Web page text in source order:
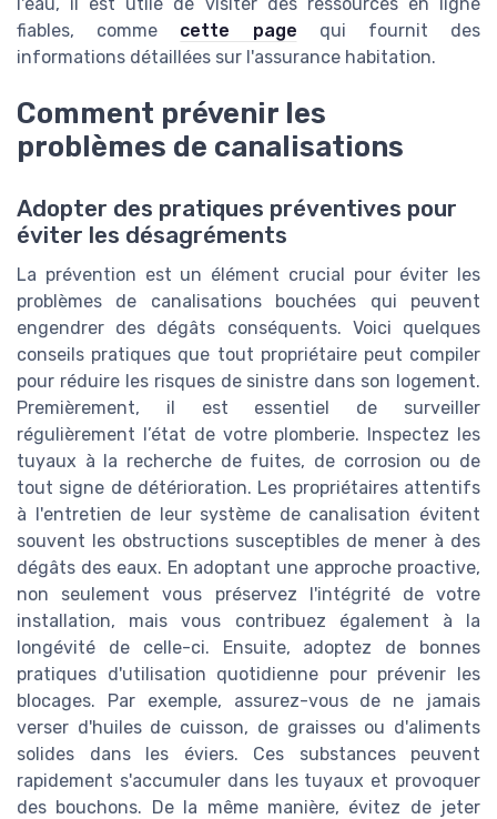
l'eau, il est utile de visiter des ressources en ligne
fiables, comme cette page qui fournit des
informations détaillées sur l'assurance habitation.
Comment prévenir les
problèmes de canalisations
Adopter des pratiques préventives pour
éviter les désagréments
La prévention est un élément crucial pour éviter les
problèmes de canalisations bouchées qui peuvent
engendrer des dégâts conséquents. Voici quelques
conseils pratiques que tout propriétaire peut compiler
pour réduire les risques de sinistre dans son logement.
Premièrement, il est essentiel de surveiller
régulièrement l’état de votre plomberie. Inspectez les
tuyaux à la recherche de fuites, de corrosion ou de
tout signe de détérioration. Les propriétaires attentifs
à l'entretien de leur système de canalisation évitent
souvent les obstructions susceptibles de mener à des
dégâts des eaux. En adoptant une approche proactive,
non seulement vous préservez l'intégrité de votre
installation, mais vous contribuez également à la
longévité de celle-ci. Ensuite, adoptez de bonnes
pratiques d'utilisation quotidienne pour prévenir les
blocages. Par exemple, assurez-vous de ne jamais
verser d'huiles de cuisson, de graisses ou d'aliments
solides dans les éviers. Ces substances peuvent
rapidement s'accumuler dans les tuyaux et provoquer
des bouchons. De la même manière, évitez de jeter